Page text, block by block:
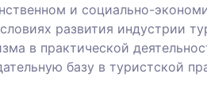
и социально-
развития индустрии
в практической
базу в туристской